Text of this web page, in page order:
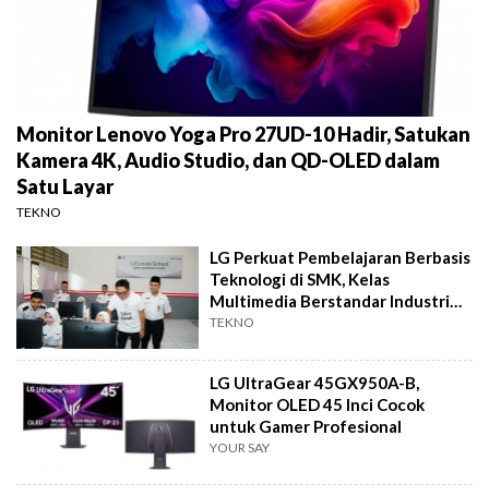
Monitor Lenovo Yoga Pro 27UD-10 Hadir, Satukan
Kamera 4K, Audio Studio, dan QD-OLED dalam
Satu Layar
TEKNO
LG Perkuat Pembelajaran Berbasis
Teknologi di SMK, Kelas
Multimedia Berstandar Industri
Hadir
TEKNO
LG UltraGear 45GX950A-B,
Monitor OLED 45 Inci Cocok
untuk Gamer Profesional
YOUR SAY